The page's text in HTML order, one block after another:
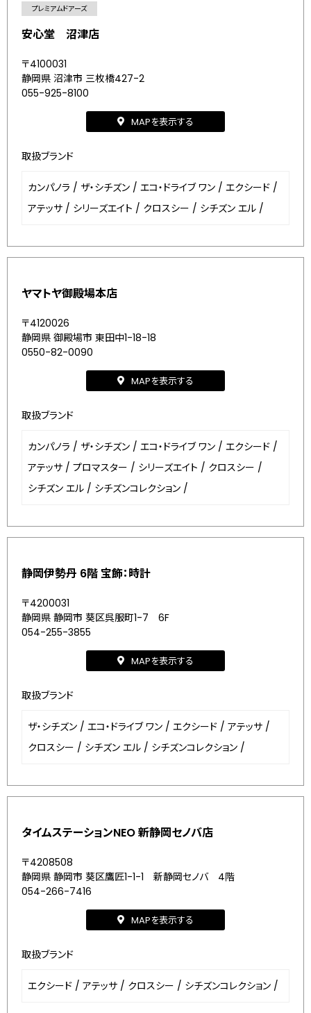
プレミアムドアーズ
安心堂 沼津店
〒4100031
静岡県 沼津市 三枚橋427-2
055-925-8100
MAPを表示する
取扱ブランド
カンパノラ / ザ・シチズン / エコ・ドライブ ワン / エクシード /
アテッサ / シリーズエイト / クロスシー / シチズン エル /
ヤマトヤ御殿場本店
〒4120026
静岡県 御殿場市 東田中1-18-18
0550-82-0090
MAPを表示する
取扱ブランド
カンパノラ / ザ・シチズン / エコ・ドライブ ワン / エクシード /
アテッサ / プロマスター / シリーズエイト / クロスシー /
シチズン エル / シチズンコレクション /
静岡伊勢丹 6階 宝飾：時計
〒4200031
静岡県 静岡市 葵区呉服町1-7 6F
054-255-3855
MAPを表示する
取扱ブランド
ザ・シチズン / エコ・ドライブ ワン / エクシード / アテッサ /
クロスシー / シチズン エル / シチズンコレクション /
タイムステーションNEO 新静岡セノバ店
〒4208508
静岡県 静岡市 葵区鷹匠1-1-1 新静岡セノバ 4階
054-266-7416
MAPを表示する
取扱ブランド
エクシード / アテッサ / クロスシー / シチズンコレクション /